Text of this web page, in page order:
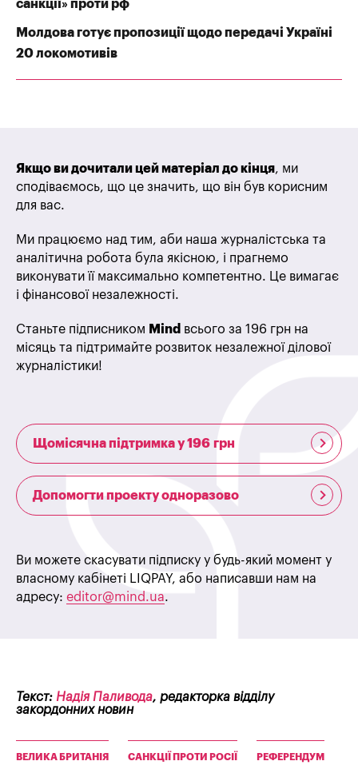
санкції» проти рф
Молдова готує пропозиції щодо передачі Україні
20 локомотивів
Якщо ви дочитали цей матеріал до кінця, ми
сподіваємось, що це значить, що він був корисним
для вас.
Ми працюємо над тим, аби наша журналістська та
аналітична робота була якісною, і прагнемо
виконувати її максимально компетентно. Це вимагає
і фінансової незалежності.
Станьте підписником Mind всього за 196 грн на
місяць та підтримайте розвиток незалежної ділової
журналістики!
Щомісячна підтримка у 196 грн
Допомогти проекту одноразово
Ви можете скасувати підписку у будь-який момент у
власному кабінеті LIQPAY, або написавши нам на
адресу: editor@mind.ua.
Текст: Надія Паливода, редакторка відділу
закордонних новин
ВЕЛИКА БРИТАНІЯ САНКЦІЇ ПРОТИ РОСІЇ РЕФЕРЕНДУМ